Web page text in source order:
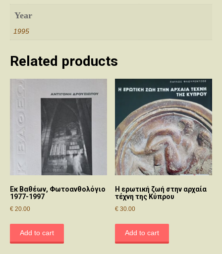
Year
1995
Related products
Εκ Βαθέων, Φωτοανθολόγιο
1977-1997
€ 20.00
Add to cart
Η ερωτική ζωή στην αρχαία
τέχνη της Κύπρου
€ 30.00
Add to cart